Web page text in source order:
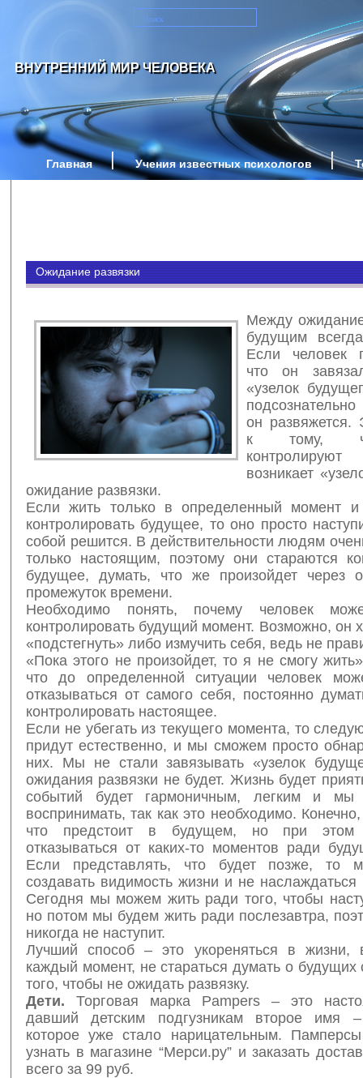
ВНУТРЕННИЙ МИР ЧЕЛОВЕКА
Главная Учения известных психологов
Ожидание развязки
Между
будущим
Если человек
что он
«узелок
он развяжется.
к тому,
возникает
ожидание развязки.
Если жить только в определенный момент и
контролировать будущее, то оно просто
собой решится. В действительности людям
только настоящим, поэтому они стараются
будущее, думать, что же произойдет через
промежуток времени.
Необходимо понять, почему человек
контролировать будущий момент. Возможно, он
«подстегнуть» либо измучить себя, ведь не
«Пока этого не произойдет, то я не смогу
что до определенной ситуации человек
отказываться от самого себя, постоянно
контролировать настоящее.
Если не убегать из текущего момента, то
придут естественно, и мы сможем просто
них. Мы не стали завязывать «узелок
ожидания развязки не будет. Жизнь будет
событий будет гармоничным, легким и
воспринимать, так как это необходимо.
что предстоит в будущем, но при этом
отказываться от каких-то моментов ради
Если представлять, что будет позже, то
создавать видимость жизни и не наслаждаться
Сегодня мы можем жить ради того, чтобы
но потом мы будем жить ради послезавтра,
никогда не наступит.
Лучший способ – это укореняться в жизни,
каждый момент, не стараться думать о будущих
того, чтобы не ожидать развязку.
Дети. Торговая марка Pampers – это
давший детским подгузникам второе имя –
которое уже стало нарицательным.
узнать в магазине “Мерси.ру” и заказать
всего за 99 руб.